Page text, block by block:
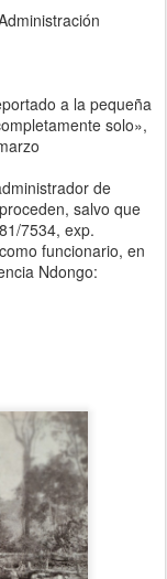
a la pequeña
solo»,
de
salvo que
7534, exp.
funcionario, en
Ndongo: